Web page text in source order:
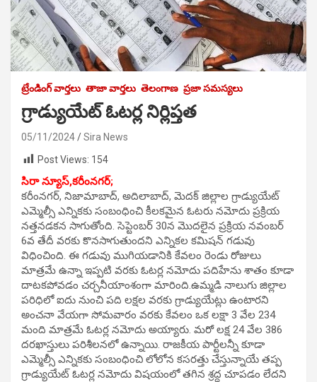
ట్రేండింగ్ వార్తలు తాజా వార్తలు తెలంగాణ ప్రజా సమస్యలు
గ్రాడ్యుయేట్ ఓటర్ల నిర్లిప్తత
05/11/2024
Sira News
Post Views: 154
సిరా న్యూస్,కరీంనగర్;
కరీంనగర్, నిజామాబాద్, అదిలాబాద్, మెదక్ జిల్లాల గ్రాడ్యుయేట్
ఎమ్మెల్సీ ఎన్నికకు సంబంధించి కీలకమైన ఓటరు నమోదు ప్రక్రియ
నత్తనడకన సాగుతోంది. సెప్టెంబర్ 30న మొదలైన ప్రక్రియ నవంబర్
6వ తేదీ వరకు కొనసాగుతుందని ఎన్నికల కమిషన్ గడువు
విధించింది. ఈ గడువు ముగియడానికి కేవలం రెండు రోజులు
మాత్రమే ఉన్నా ఇప్పటి వరకు ఓటర్ల నమోదు పదిహేను శాతం కూడా
దాటకపోవడం చర్చనీయాంశంగా మారింది.ఉమ్మడి నాలుగు జిల్లాల
పరిధిలో ఐదు నుంచి పది లక్షల వరకు గ్రాడ్యుయేట్లు ఉంటారని
అంచనా వేయగా సోమవారం వరకు కేవలం ఒక లక్షా 3 వేల 234
మంది మాత్రమే ఓటర్ల నమోదు అయ్యారు. మరో లక్ష 24 వేల 386
దరఖాస్తులు పరిశీలనలో ఉన్నాయి. రాజకీయ పార్టీలన్నీ కూడా
ఎమ్మెల్సీ ఎన్నికకు సంబంధించి లోలోన కసరత్తు చేస్తున్నాయే తప్ప
గ్రాడ్యుయేట్ ఓటర్ల నమోదు విషయంలో తగిన శ్రద్ధ చూపడం లేదని